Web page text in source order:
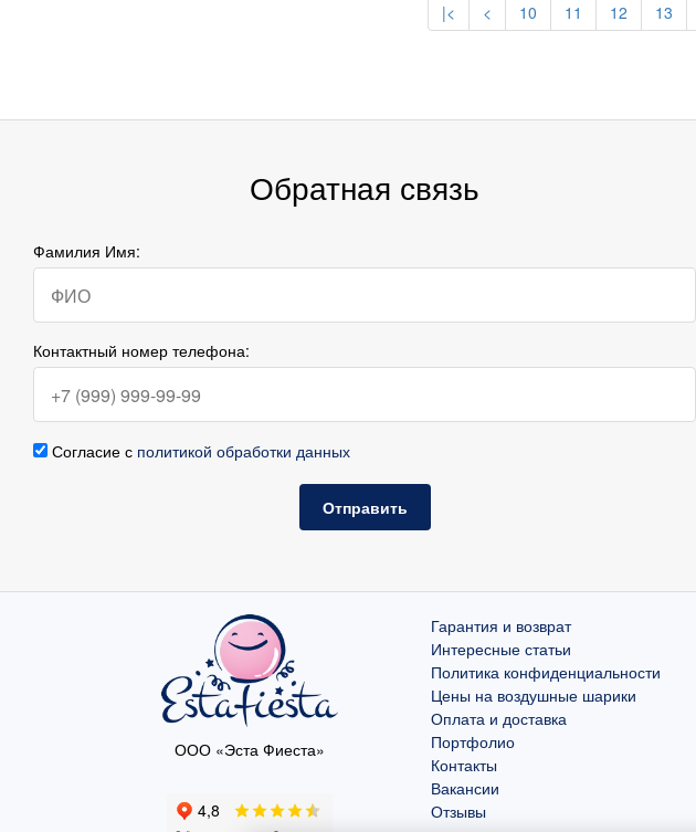
|< < 10 11 12 13
Обратная связь
Фамилия Имя:
Контактный номер телефона:
Согласие с политикой обработки данных
Отправить
ООО «Эста Фиеста»
Гарантия и возврат
Интересные статьи
Политика конфиденциальности
Цены на воздушные шарики
Оплата и доставка
Портфолио
Контакты
Вакансии
Отзывы